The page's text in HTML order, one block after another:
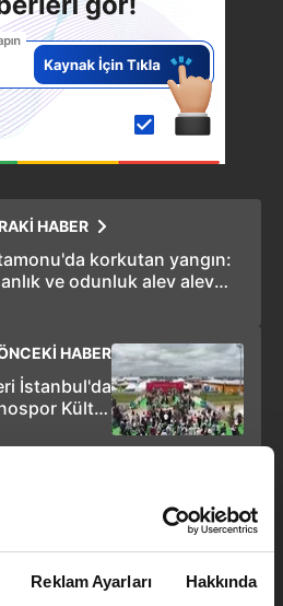
Reklam Ayarları Hakkında
HABER
korkutan yangın:
ve odunluk alev alev
HABER
İstanbul'da
Kültür
Cortaoğlu